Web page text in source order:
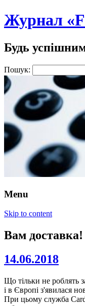
Журнал
Будь
Пошук:
Menu
Skip to content
Вам доставка!
14.06.2018
Що тільки не роблять
і в Європі з'явилася
При цьому служба